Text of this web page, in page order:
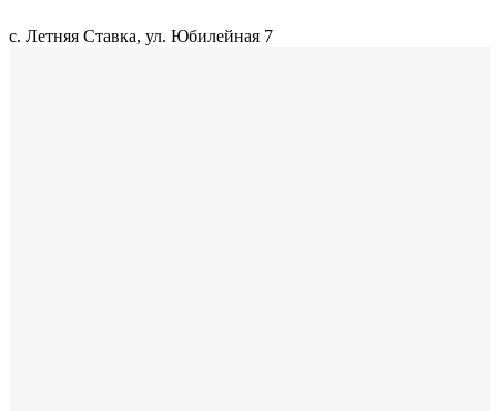
с. Летняя Ставка, ул. Юбилейная 7